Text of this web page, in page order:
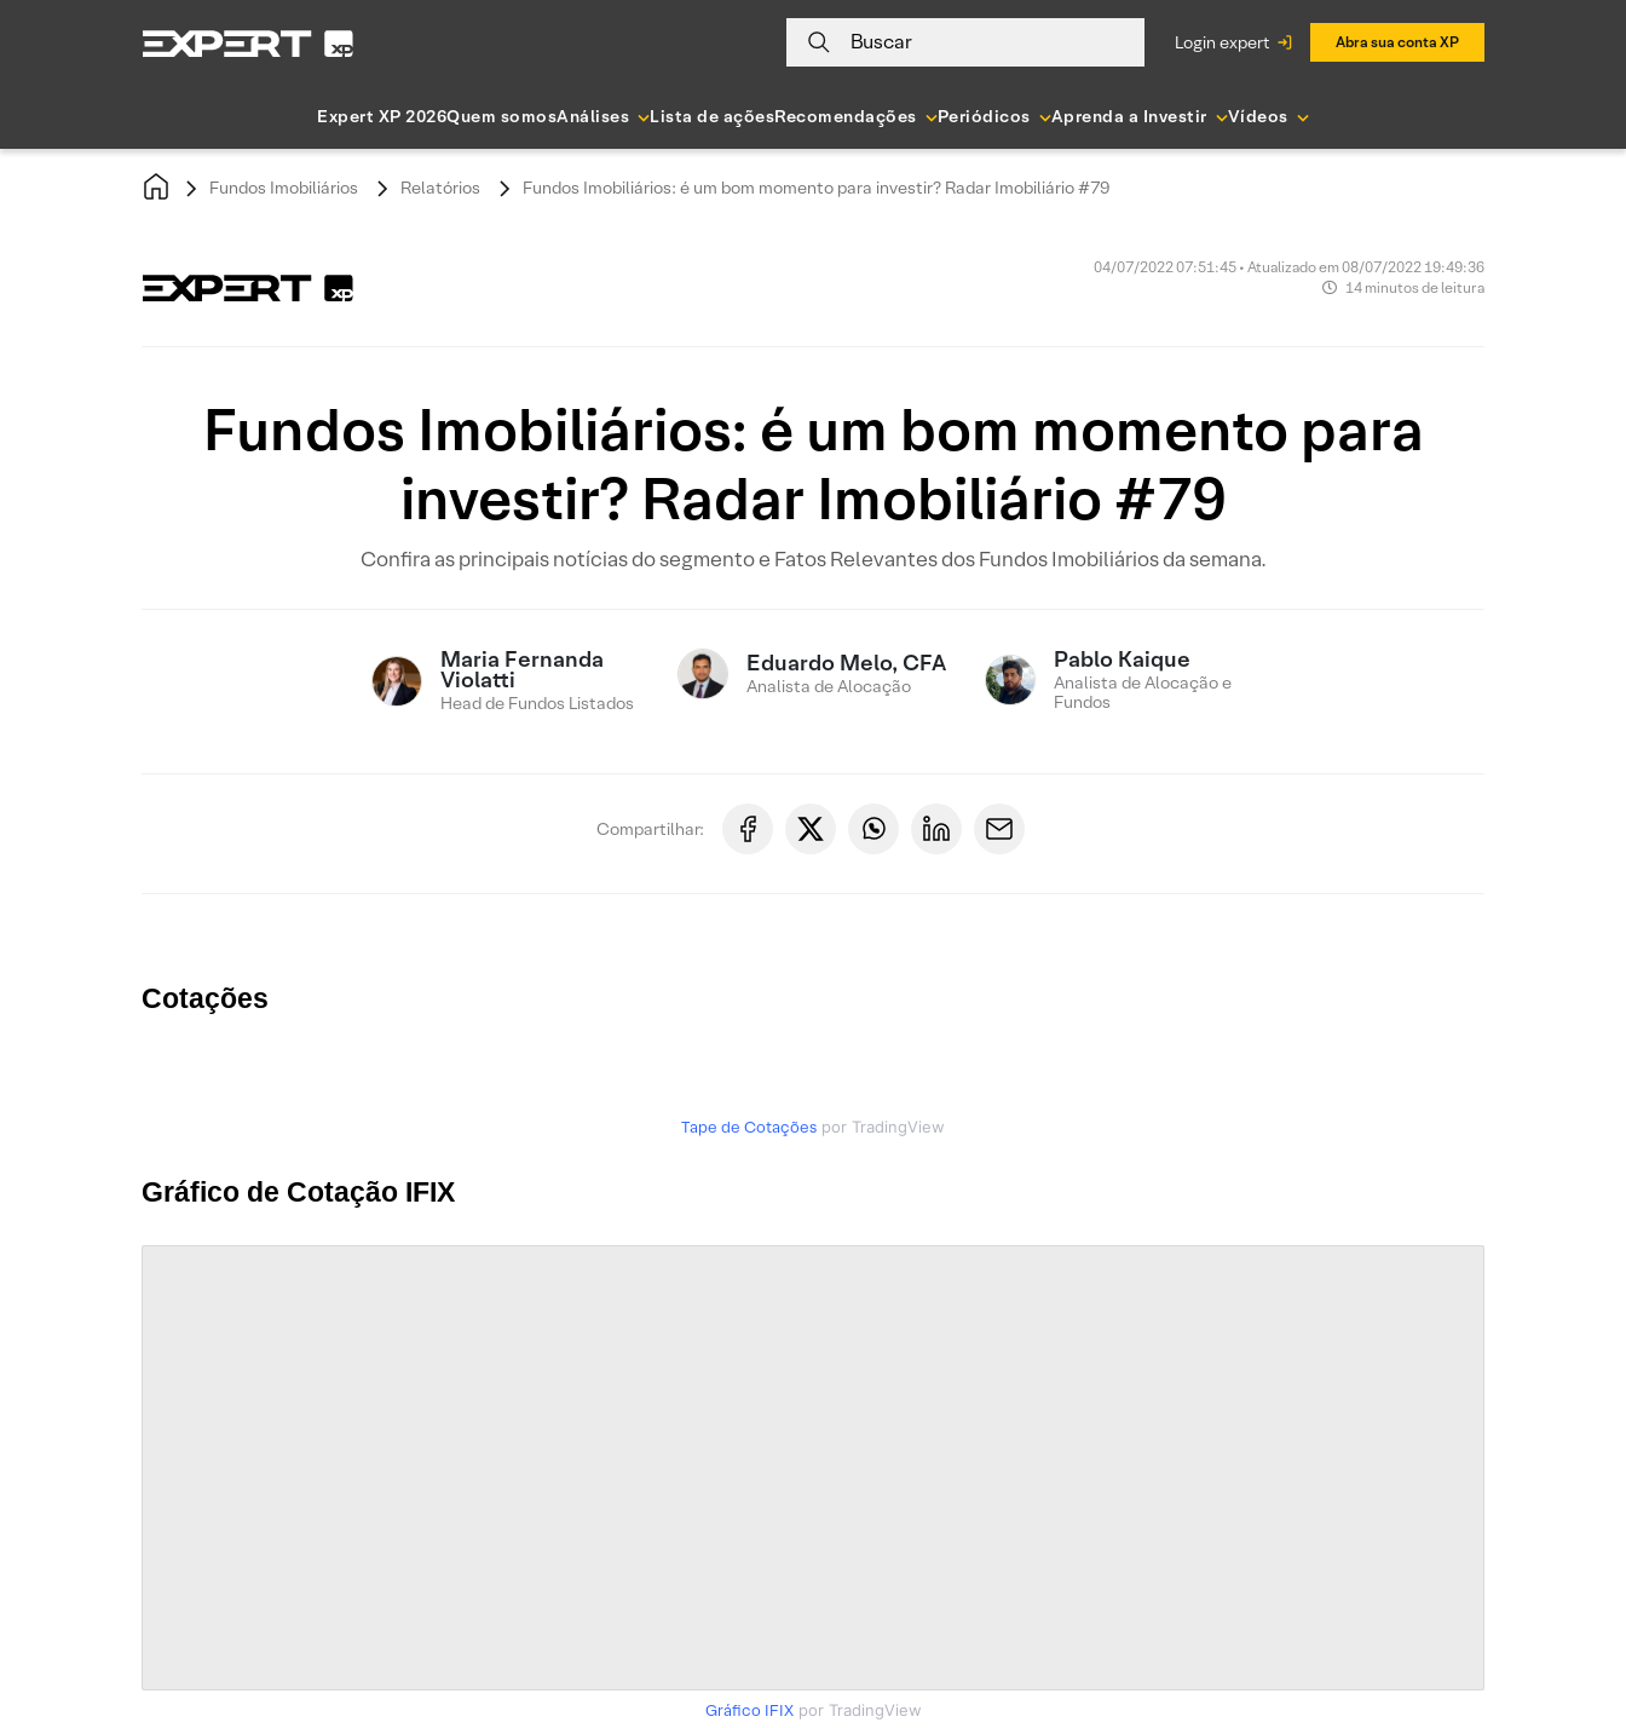
Buscar login expert Abra sua conta XP
Expert XP 2026Quem somosAnálises Lista de açõesRecomendações Periódicos Aprenda a Investir Vídeos
Fundos Imobiliários Relatórios Fundos Imobiliários: é um bom momento para investir? Radar Imobiliário #79
04/07/2022 07:51:45 • Atualizado em 08/07/2022 19:49:36
14 minutos de leitura
Fundos Imobiliários: é um bom momento para
investir? Radar Imobiliário #79
Confira as principais notícias do segmento e Fatos Relevantes dos Fundos Imobiliários da semana.
Maria Fernanda
Violatti
Head de Fundos Listados
Eduardo Melo, CFA
Analista de Alocação
Pablo Kaique
Analista de Alocação e
Fundos
Compartilhar:
Cotações
Tape de Cotações por TradingView
Gráfico de Cotação IFIX
Gráfico IFIXpor TradingView